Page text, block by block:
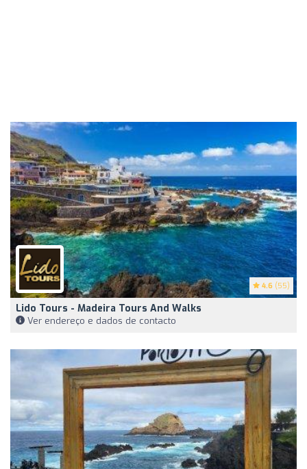
4.6 (55)
Lido Tours - Madeira Tours And Walks
Ver endereço e dados de contacto